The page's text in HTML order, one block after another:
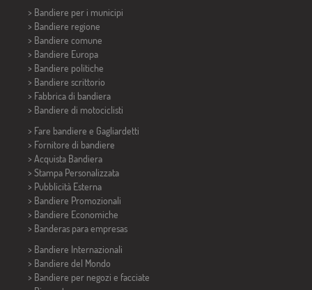
> Bandiere per i municipi
> Bandiere regione
> Bandiere comune
> Bandiere Europa
> Bandiere politiche
> Bandiere scrittorio
> Fabbrica di bandiera
> Bandiere di motociclisti
> Fare bandiere e Gagliardetti
> Fornitore di bandiere
> Acquista Bandiera
> Stampa Personalizzata
> Pubblicità Esterna
> Bandiere Promozionali
> Bandiere Economiche
> Banderas para empresas
> Bandiere Internazionali
> Bandiere del Mondo
> Bandiere per negozi e facciate